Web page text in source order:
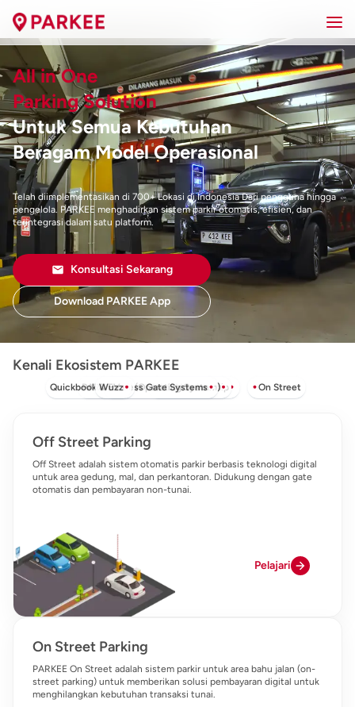
All in One
Parking Solution
Untuk Semua Kebutuhan
Beragam Model Operasional
Telah diimplementasikan di 700+ Lokasi di Indonesia Dari pengguna hingga
pengelola. PARKEE menghadirkan sistem parkir otomatis, efisien, dan
terintegrasi dalam satu platform.
Konsultasi Sekarang
Download PARKEE App
Kenali Ekosistem PARKEE
Web Membership
PARKEE OS (Operating System)
Manless Gate Systems
Quickbook & EV
Wuzz On Street
Off Street Parking
Off Street adalah sistem otomatis parkir berbasis teknologi digital
untuk area gedung, mal, dan perkantoran. Didukung dengan gate
otomatis dan pembayaran non-tunai.
Pelajari
On Street Parking
PARKEE On Street adalah sistem parkir untuk area bahu jalan (on-
street parking) untuk memberikan solusi pembayaran digital untuk
menghilangkan kebutuhan transaksi tunai.